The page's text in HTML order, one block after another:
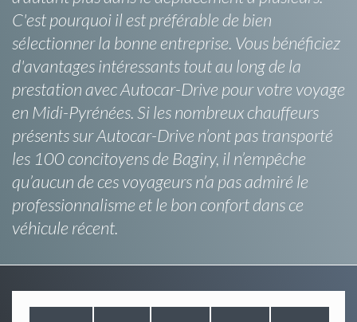
C'est pourquoi il est préférable de bien
sélectionner la bonne entreprise. Vous bénéficiez
d'avantages intéressants tout au long de la
prestation avec Autocar-Drive pour votre voyage
en Midi-Pyrénées. Si les nombreux chauffeurs
présents sur Autocar-Drive n’ont pas transporté
les 100 concitoyens de Bagiry, il n’empêche
qu’aucun de ces voyageurs n’a pas admiré le
professionnalisme et le bon confort dans ce
véhicule récent.